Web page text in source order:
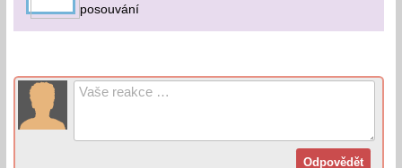
posouvání